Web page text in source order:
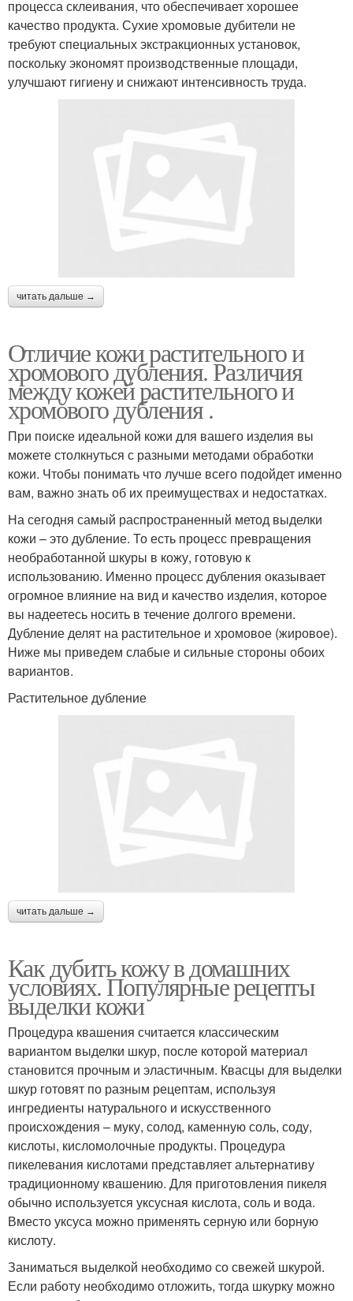
процесса склеивания, что обеспечивает хорошее
качество продукта. Сухие хромовые дубители не
требуют специальных экстракционных установок,
поскольку экономят производственные площади,
улучшают гигиену и снижают интенсивность труда.
читать дальше →
Отличие кожи растительного и
хромового дубления. Различия
между кожей растительного и
хромового дубления .
При поиске идеальной кожи для вашего изделия вы
можете столкнуться с разными методами обработки
кожи. Чтобы понимать что лучше всего подойдет именно
вам, важно знать об их преимуществах и недостатках.
На сегодня самый распространенный метод выделки
кожи – это дубление. То есть процесс превращения
необработанной шкуры в кожу, готовую к
использованию. Именно процесс дубления оказывает
огромное влияние на вид и качество изделия, которое
вы надеетесь носить в течение долгого времени.
Дубление делят на растительное и хромовое (жировое).
Ниже мы приведем слабые и сильные стороны обоих
вариантов.
Растительное дубление
читать дальше →
Как дубить кожу в домашних
условиях. Популярные рецепты
выделки кожи
Процедура квашения считается классическим
вариантом выделки шкур, после которой материал
становится прочным и эластичным. Квасцы для выделки
шкур готовят по разным рецептам, используя
ингредиенты натурального и искусственного
происхождения – муку, солод, каменную соль, соду,
кислоты, кисломолочные продукты. Процедура
пикелевания кислотами представляет альтернативу
традиционному квашению. Для приготовления пикеля
обычно используется уксусная кислота, соль и вода.
Вместо уксуса можно применять серную или борную
кислоту.
Заниматься выделкой необходимо со свежей шкурой.
Если работу необходимо отложить, тогда шкурку можно